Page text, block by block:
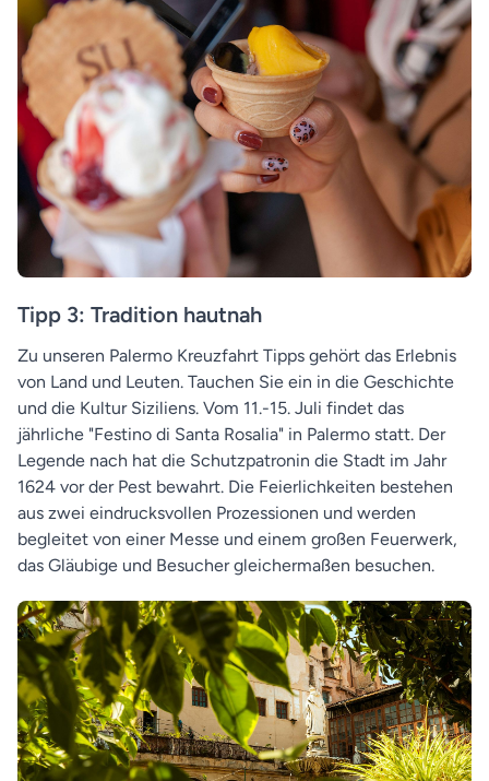
Tipp 3: Tradition hautnah
Zu unseren Palermo Kreuzfahrt Tipps gehört das Erlebnis
von Land und Leuten. Tauchen Sie ein in die Geschichte
und die Kultur Siziliens. Vom 11.-15. Juli findet das
jährliche "Festino di Santa Rosalia" in Palermo statt. Der
Legende nach hat die Schutzpatronin die Stadt im Jahr
1624 vor der Pest bewahrt. Die Feierlichkeiten bestehen
aus zwei eindrucksvollen Prozessionen und werden
begleitet von einer Messe und einem großen Feuerwerk,
das Gläubige und Besucher gleichermaßen besuchen.